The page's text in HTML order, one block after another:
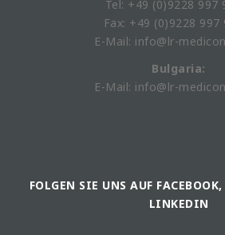
Tel: +49 (0)9228 997
Fax: +49 (0)9228 997
E-Mail: info@lr-
Bulgaria:
E-Mail: info@lr-
FOLGEN SIE UNS AUF
LINKEDIN